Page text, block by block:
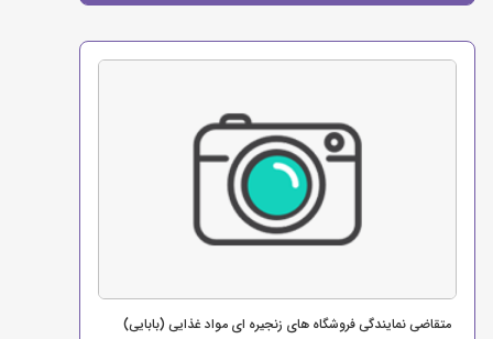
متقاضی نمایندگی فروشگاه های زنجیره ای مواد غذایی (بابایی)